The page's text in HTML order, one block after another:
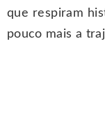
que respiram
pouco mais a